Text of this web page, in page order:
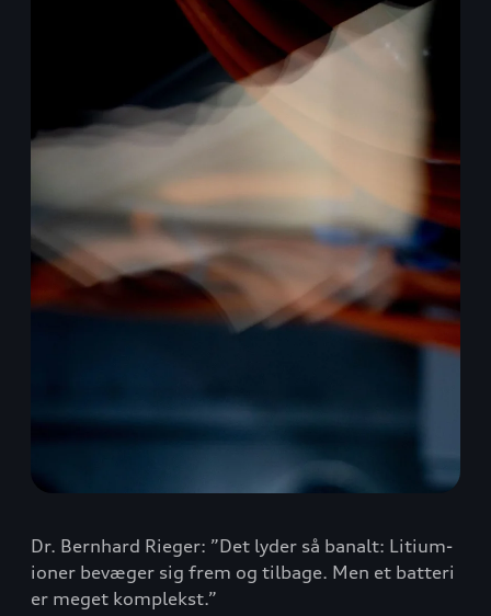
Dr. Bernhard Rieger: ”Det lyder så banalt: Litium-
ioner bevæger sig frem og tilbage. Men et batteri
er meget komplekst.”